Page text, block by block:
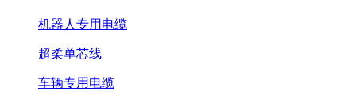
机器人专用电缆
超柔单芯线
车辆专用电缆